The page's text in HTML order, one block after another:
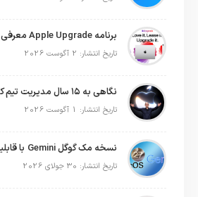
تاریخ انتشار: 2 آگوست 2026
نگاهی به ۱۵ سال مدیریت تیم کوک در اپل
تاریخ انتشار: 1 آگوست 2026
تاریخ انتشار: 30 جولای 2026